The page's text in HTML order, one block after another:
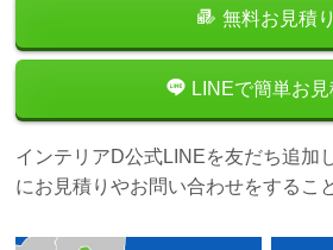
無料お見積り
LINEで簡単お見
インテリアD公式LINEを友だち追加
にお見積りやお問い合わせをするこ